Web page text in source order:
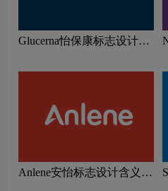
Glucerna怡保康标志设计含
Anlene安怡标志设计含义及